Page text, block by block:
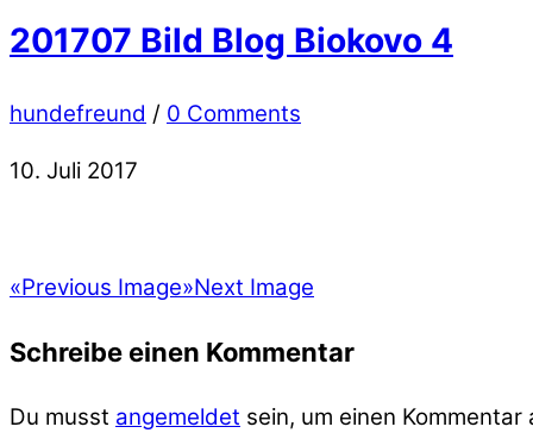
201707 Bild Blog Biokovo 4
hundefreund / 0 Comments
10. Juli 2017
«Previous Image»Next Image
Schreibe einen Kommentar
Du musst angemeldet sein, um einen Kommentar